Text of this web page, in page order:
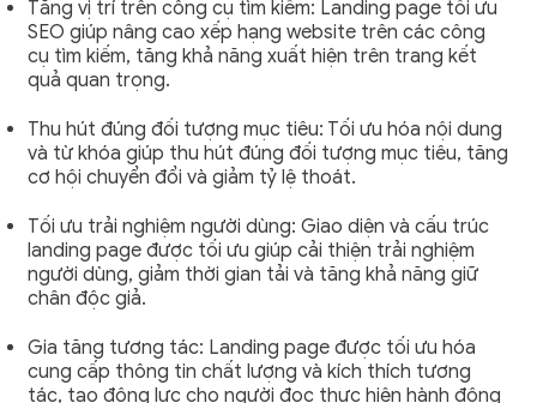
Tăng vị trí trên công cụ tìm kiếm: Landing page tối ưu
SEO giúp nâng cao xếp hạng website trên các công
cụ tìm kiếm, tăng khả năng xuất hiện trên trang kết
quả quan trọng.
Thu hút đúng đối tượng mục tiêu: Tối ưu hóa nội dung
và từ khóa giúp thu hút đúng đối tượng mục tiêu, tăng
cơ hội chuyển đổi và giảm tỷ lệ thoát.
Tối ưu trải nghiệm người dùng: Giao diện và cấu trúc
landing page được tối ưu giúp cải thiện trải nghiệm
người dùng, giảm thời gian tải và tăng khả năng giữ
chân độc giả.
Gia tăng tương tác: Landing page được tối ưu hóa
cung cấp thông tin chất lượng và kích thích tương
tác, tạo động lực cho người đọc thực hiện hành động